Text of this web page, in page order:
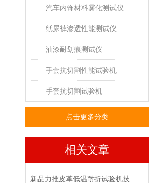
汽车内饰材料雾化测试仪
纸尿裤渗透性能测试仪
油漆耐划痕测试仪
手套抗切割性能试验机
手套抗切割试验机
点击更多分类
相关文章